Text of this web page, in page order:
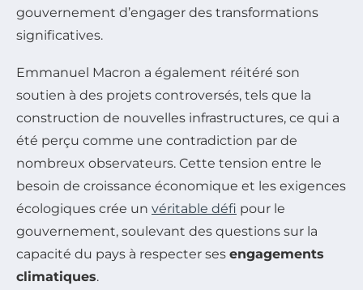
gouvernement d’engager des transformations
significatives.
Emmanuel Macron a également réitéré son
soutien à des projets controversés, tels que la
construction de nouvelles infrastructures, ce qui a
été perçu comme une contradiction par de
nombreux observateurs. Cette tension entre le
besoin de croissance économique et les exigences
écologiques crée un véritable défi pour le
gouvernement, soulevant des questions sur la
capacité du pays à respecter ses engagements
climatiques.